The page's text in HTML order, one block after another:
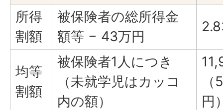
所得
割額
被保険者の総所得金
額等 − 43万円
均等
割額
被保険者1人につき
（未就学児はカッコ
内の額）
円